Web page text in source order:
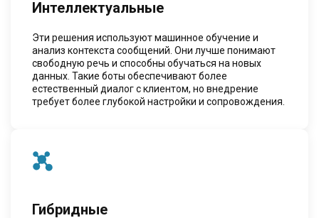
Интеллектуальные
Эти решения используют машинное обучение и
анализ контекста сообщений. Они лучше понимают
свободную речь и способны обучаться на новых
данных. Такие боты обеспечивают более
естественный диалог с клиентом, но внедрение
требует более глубокой настройки и сопровождения.
Гибридные